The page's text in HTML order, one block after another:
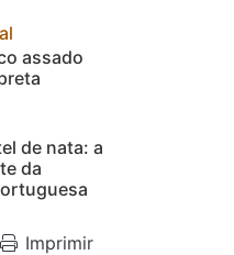
assado
de nata: a
da
Imprimir